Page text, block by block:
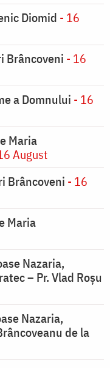
Diomid - 16
Brâncoveni - 16
a Domnului - 16
Maria
August
Brâncoveni - 16
Maria
Nazaria,
– Pr. Vlad Roșu
Nazaria,
de la